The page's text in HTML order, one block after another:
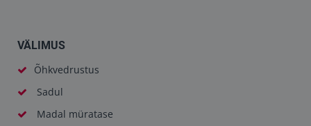
VÄLIMUS
Õhkvedrustus
Sadul
Madal müratase